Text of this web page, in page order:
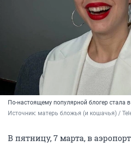
По-настоящему популярной блогер стала
Источник: матерь бложья (и кошачья) /
В пятницу, 7 марта, в